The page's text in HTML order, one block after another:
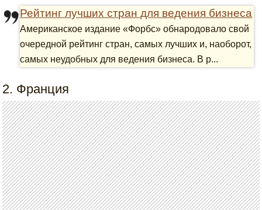
Рейтинг лучших стран для ведения бизнеса
Американское издание «Форбс» обнародовало свой
очередной рейтинг стран, самых лучших и, наоборот,
самых неудобных для ведения бизнеса. В р...
2. Франция